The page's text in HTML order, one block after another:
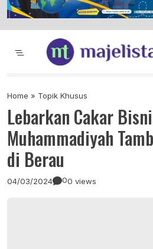
Majelis TablighSyiar Dakwah
Home » Topik Khusus
Lebarkan Cakar
Muhammadiyah
di Berau
04/03/2024 00 views